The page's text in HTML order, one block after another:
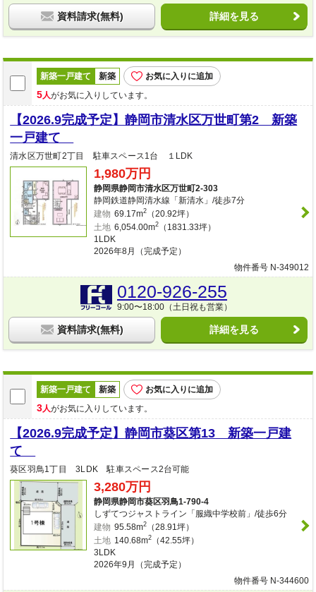
資料請求(無料) 詳細を見る
新築一戸建て 新築 お気に入りに追加
5人がお気に入りしています。
【2026.9完成予定】静岡市清水区万世町第2 新築
一戸建て
清水区万世町2丁目 駐車スペース1台 １LDK
1,980万円
静岡県静岡市清水区万世町2-303
静岡鉄道静岡清水線「新清水」/徒歩7分
建物 69.17m2（20.92坪）
土地 6,054.00m2（1831.33坪）
1LDK
2026年8月（完成予定）
物件番号 N-349012
0120-926-255
9:00〜18:00（土日祝も営業）
資料請求(無料) 詳細を見る
新築一戸建て 新築 お気に入りに追加
3人がお気に入りしています。
【2026.9完成予定】静岡市葵区第13 新築一戸建
て
葵区羽鳥1丁目 3LDK 駐車スペース2台可能
3,280万円
静岡県静岡市葵区羽鳥1-790-4
しずてつジャストライン「服織中学校前」/徒歩6分
建物 95.58m2（28.91坪）
土地 140.68m2（42.55坪）
3LDK
2026年9月（完成予定）
物件番号 N-344600